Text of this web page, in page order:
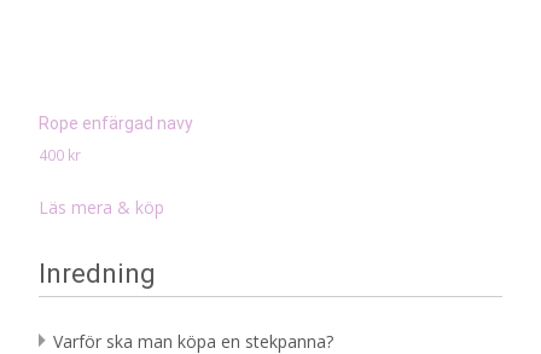
Rope enfärgad navy
400 kr
Läs mera & köp
Inredning
Varför ska man köpa en stekpanna?